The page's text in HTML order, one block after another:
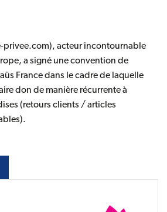
privee.com), acteur incontournable
a signé une convention de
France dans le cadre de laquelle
don de manière récurrente à
(retours clients / articles
fenêtre)